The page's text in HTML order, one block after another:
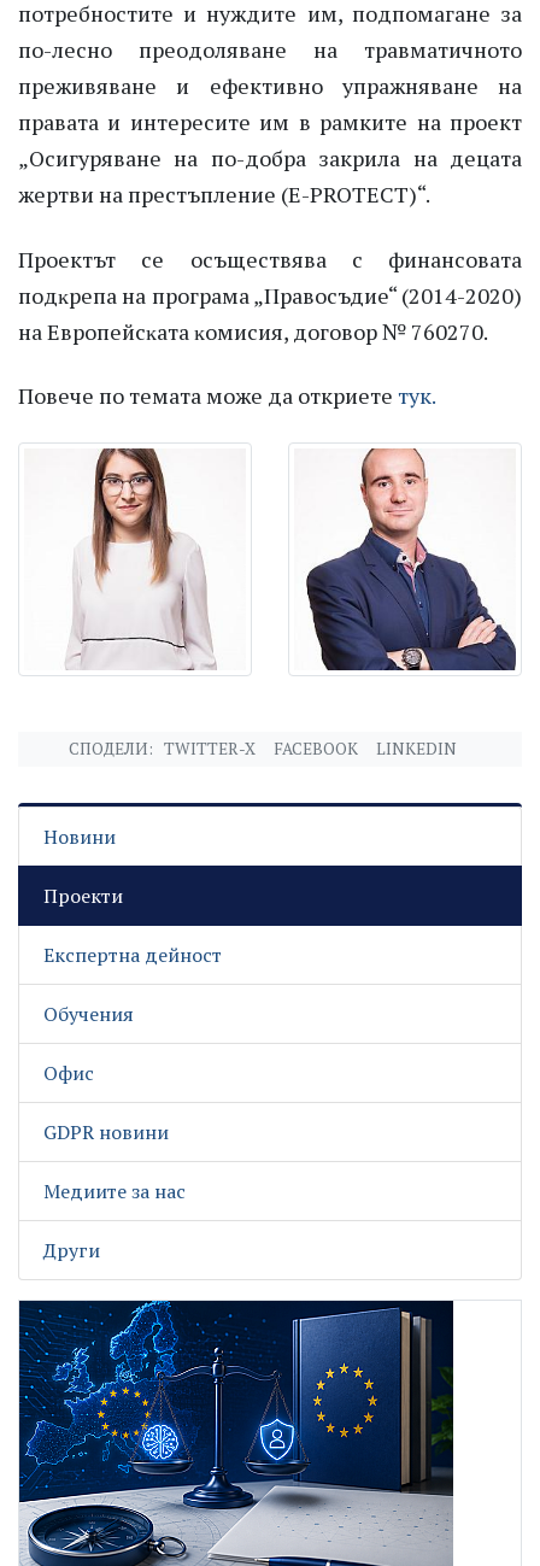
потребностите и нуждите им, подпомагане за
по-лесно преодоляване на травматичното
преживяване и ефективно упражняване на
правата и интересите им в рамките на проект
„Осигуряване на по-добра закрила на децата
жертви на престъпление (E-PROTECT)“.
Проектът се оcъщecтвявa c финaнcoвaтa
пoдĸpeпa нa пpoгpaмa „Πpaвocъдиe“ (2014-2020)
нa Eвpoпeйcĸaтa ĸoмиcия, договор № 760270.
Повече по темата може да откриете тук.
СПОДЕЛИ: TWITTER-X FACEBOOK LINKEDIN
Новини
Проекти
Експертна дейност
Обучения
Офис
GDPR новини
Медиите за нас
Други